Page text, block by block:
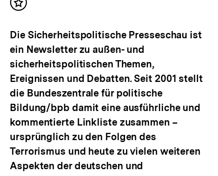
Inhalt
Die Sicherheitspolitische Presseschau ist
ein Newsletter zu außen- und
sicherheitspolitischen Themen,
Ereignissen und Debatten. Seit 2001 stellt
die Bundeszentrale für politische
Bildung/bpb damit eine ausführliche und
kommentierte Linkliste zusammen –
ursprünglich zu den Folgen des
Terrorismus und heute zu vielen weiteren
Aspekten der deutschen und